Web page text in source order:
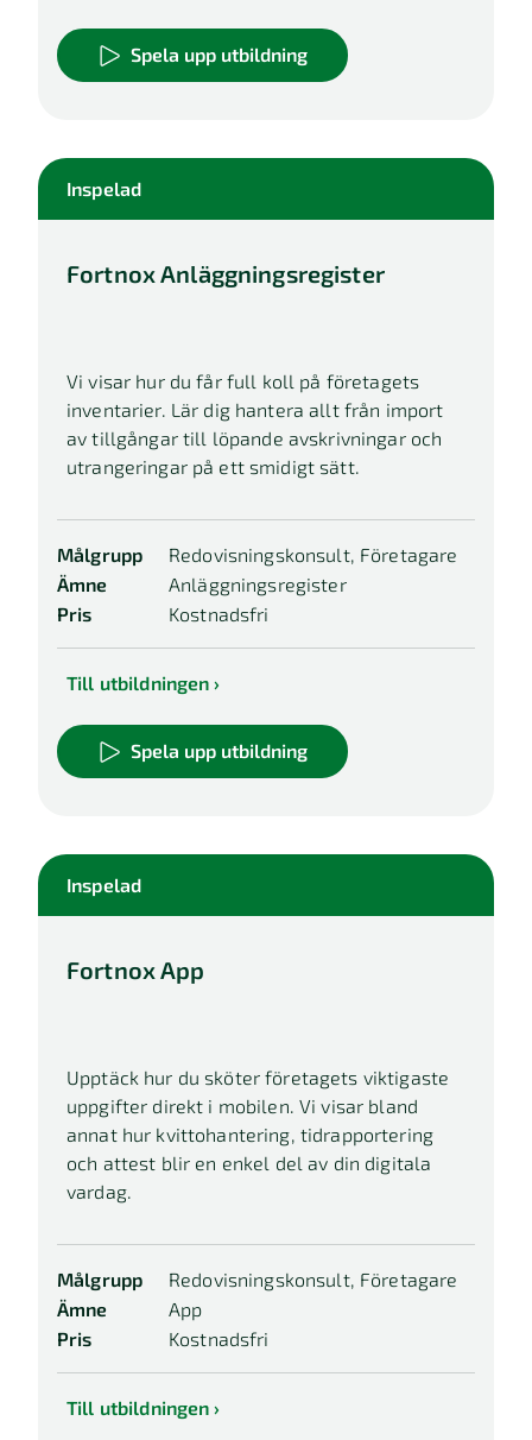
Spela upp utbildning
Inspelad
Fortnox Anläggningsregister
Vi visar hur du får full koll på företagets
inventarier. Lär dig hantera allt från import
av tillgångar till löpande avskrivningar och
utrangeringar på ett smidigt sätt.
Målgrupp
Redovisningskonsult, Företagare
Ämne
Anläggningsregister
Pris
Kostnadsfri
Till utbildningen
Spela upp utbildning
Inspelad
Fortnox App
Upptäck hur du sköter företagets viktigaste
uppgifter direkt i mobilen. Vi visar bland
annat hur kvittohantering, tidrapportering
och attest blir en enkel del av din digitala
vardag.
Målgrupp
Redovisningskonsult, Företagare
Ämne
App
Pris
Kostnadsfri
Till utbildningen